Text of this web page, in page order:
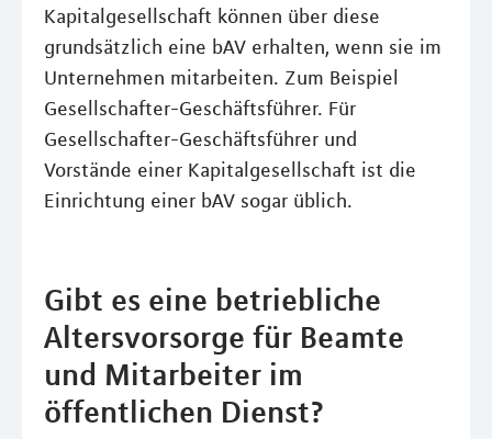
Kapitalgesellschaft können über diese
grundsätzlich eine bAV erhalten, wenn sie im
Unternehmen mitarbeiten. Zum Beispiel
Gesellschafter-Geschäftsführer. Für
Gesellschafter-Geschäftsführer und
Vorstände einer Kapitalgesellschaft ist die
Einrichtung einer bAV sogar üblich.
Gibt es eine betriebliche
Altersvorsorge für Beamte
und Mitarbeiter im
öffentlichen Dienst?